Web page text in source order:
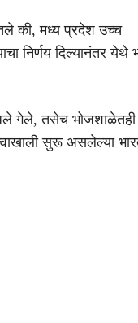
की, मध्य प्रदेश उच्च
निर्णय दिल्यानंतर येथे
गेले, तसेच भोजशाळेतही
सुरू असलेल्या